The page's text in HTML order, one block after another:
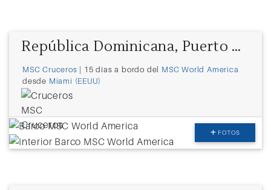
República Dominicana, Puerto Rico, Honduras y México
MSC Cruceros | 15 días a bordo del MSC World America
desde Miami (EEUU)
FOTOS